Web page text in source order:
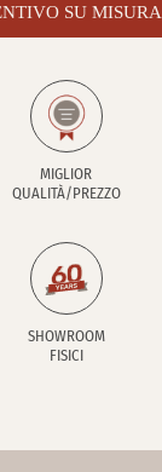
SU MISURA
MIGLIOR
QUALITÀ/PREZZO
SHOWROOM
FISICI